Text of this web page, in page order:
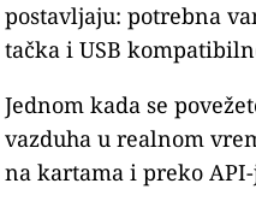
postavljaju: potrebna
tačka i USB
Jednom kada se
vazduha u realnom
na kartama i preko